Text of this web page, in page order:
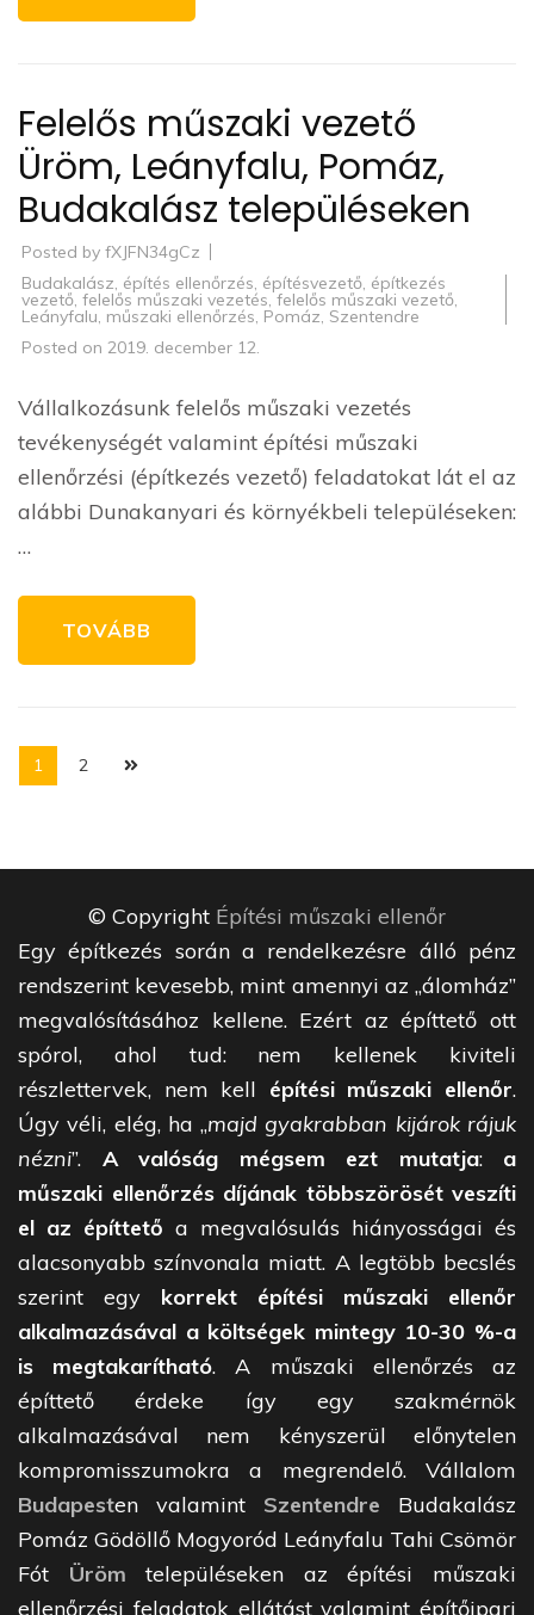
Felelős műszaki vezető
Üröm, Leányfalu, Pomáz,
Budakalász településeken
Posted by fXJFN34gCz
Budakalász, építés ellenőrzés, építésvezető, építkezés
vezető, felelős műszaki vezetés,felelős műszaki vezető,
Leányfalu, műszaki ellenőrzés, Pomáz, Szentendre
Posted on 2019. december 12.
Vállalkozásunk felelős műszaki vezetés
tevékenységét valamint építési műszaki
ellenőrzési (építkezés vezető) feladatokat lát el az
alábbi Dunakanyari és környékbeli településeken:
…
TOVÁBB
Bejegyzés
navigáció
Page
1 Page
2
© Copyright Építési műszaki ellenőr
Egy építkezés során a rendelkezésre álló pénz
rendszerint kevesebb, mint amennyi az „álomház”
megvalósításához kellene. Ezért az építtető ott
spórol, ahol tud: nem kellenek kiviteli
részlettervek, nem kell építési műszaki ellenőr.
Úgy véli, elég, ha „majd gyakrabban kijárok rájuk
nézni”. A valóság mégsem ezt mutatja: a
műszaki ellenőrzés díjának többszörösét veszíti
el az építtető a megvalósulás hiányosságai és
alacsonyabb színvonala miatt. A legtöbb becslés
szerint egy korrekt építési műszaki ellenőr
alkalmazásával a költségek mintegy 10-30 %-a
is megtakarítható. A műszaki ellenőrzés az
építtető érdeke így egy szakmérnök
alkalmazásával nem kényszerül előnytelen
kompromisszumokra a megrendelő. Vállalom
Budapesten valamint Szentendre Budakalász
Pomáz Gödöllő Mogyoród Leányfalu Tahi Csömör
Fót Üröm településeken az építési műszaki
ellenőrzési feladatok ellátást valamint építőipari